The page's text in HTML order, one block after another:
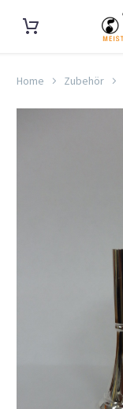
Home Zubehör